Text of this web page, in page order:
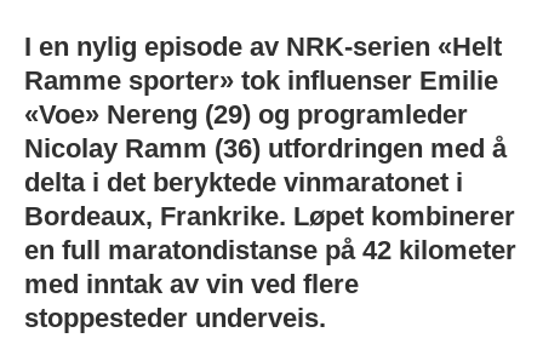
I en nylig episode av NRK-serien «Helt
Ramme sporter» tok influenser Emilie
«Voe» Nereng (29) og programleder
Nicolay Ramm (36) utfordringen med å
delta i det beryktede vinmaratonet i
Bordeaux, Frankrike. Løpet kombinerer
en full maratondistanse på 42 kilometer
med inntak av vin ved flere
stoppesteder underveis.